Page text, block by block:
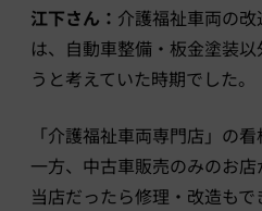
江下さん： 介護福祉車両の
は、自動車整備・板金塗装
うと考えていた時期でした。
「介護福祉車両専門店」の
一方、中古車販売のみのお店
当店だったら修理・改造も